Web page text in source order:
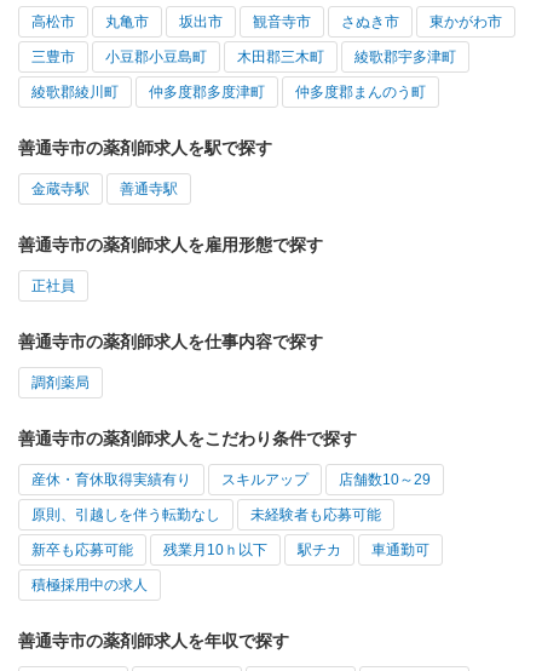
高松市 丸亀市 坂出市 観音寺市 さぬき市 東かがわ市
三豊市 小豆郡小豆島町 木田郡三木町 綾歌郡宇多津町
綾歌郡綾川町 仲多度郡多度津町 仲多度郡まんのう町
善通寺市の薬剤師求人を駅で探す
金蔵寺駅 善通寺駅
善通寺市の薬剤師求人を雇用形態で探す
正社員
善通寺市の薬剤師求人を仕事内容で探す
調剤薬局
善通寺市の薬剤師求人をこだわり条件で探す
産休・育休取得実績有り スキルアップ 店舗数10～29
原則、引越しを伴う転勤なし 未経験者も応募可能
新卒も応募可能 残業月10ｈ以下 駅チカ 車通勤可
積極採用中の求人
善通寺市の薬剤師求人を年収で探す